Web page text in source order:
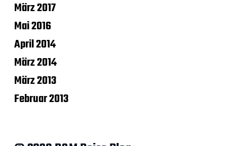
März 2017
Mai 2016
April 2014
März 2014
März 2013
Februar 2013